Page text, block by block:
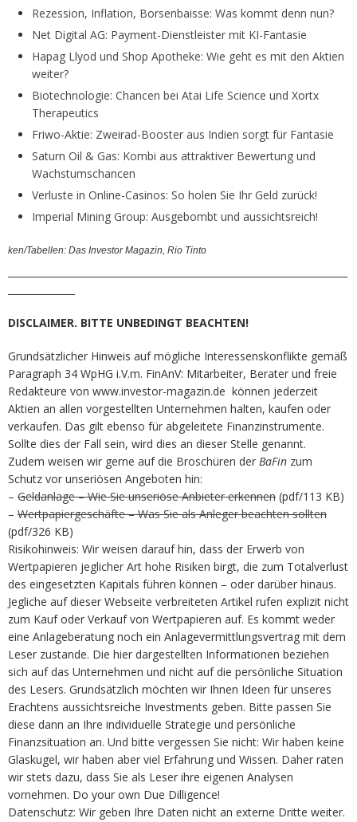
Rezession, Inflation, Borsenbaisse: Was kommt denn nun?
Net Digital AG: Payment-Dienstleister mit KI-Fantasie
Hapag Llyod und Shop Apotheke: Wie geht es mit den Aktien
weiter?
Biotechnologie: Chancen bei Atai Life Science und Xortx
Therapeutics
Friwo-Aktie: Zweirad-Booster aus Indien sorgt für Fantasie
Saturn Oil & Gas: Kombi aus attraktiver Bewertung und
Wachstumschancen
Verluste in Online-Casinos: So holen Sie Ihr Geld zurück!
Imperial Mining Group: Ausgebombt und aussichtsreich!
ken/Tabellen: Das Investor Magazin, Rio Tinto
DISCLAIMER. BITTE UNBEDINGT BEACHTEN!
Grundsätzlicher Hinweis auf mögliche Interessenskonflikte gemäß
Paragraph 34 WpHG i.V.m. FinAnV: Mitarbeiter, Berater und freie
Redakteure von www.investor-magazin.de können jederzeit
Aktien an allen vorgestellten Unternehmen halten, kaufen oder
verkaufen. Das gilt ebenso für abgeleitete Finanzinstrumente.
Sollte dies der Fall sein, wird dies an dieser Stelle genannt.
Zudem weisen wir gerne auf die Broschüren der BaFin zum
Schutz vor unseriösen Angeboten hin:
– Geldanlage – Wie Sie unseriöse Anbieter erkennen (pdf/113 KB)
– Wertpapiergeschäfte – Was Sie als Anleger beachten sollten
(pdf/326 KB)
Risikohinweis: Wir weisen darauf hin, dass der Erwerb von
Wertpapieren jeglicher Art hohe Risiken birgt, die zum Totalverlust
des eingesetzten Kapitals führen können – oder darüber hinaus.
Jegliche auf dieser Webseite verbreiteten Artikel rufen explizit nicht
zum Kauf oder Verkauf von Wertpapieren auf. Es kommt weder
eine Anlageberatung noch ein Anlagevermittlungsvertrag mit dem
Leser zustande. Die hier dargestellten Informationen beziehen
sich auf das Unternehmen und nicht auf die persönliche Situation
des Lesers. Grundsätzlich möchten wir Ihnen Ideen für unseres
Erachtens aussichtsreiche Investments geben. Bitte passen Sie
diese dann an Ihre individuelle Strategie und persönliche
Finanzsituation an. Und bitte vergessen Sie nicht: Wir haben keine
Glaskugel, wir haben aber viel Erfahrung und Wissen. Daher raten
wir stets dazu, dass Sie als Leser ihre eigenen Analysen
vornehmen. Do your own Due Dilligence!
Datenschutz: Wir geben Ihre Daten nicht an externe Dritte weiter.